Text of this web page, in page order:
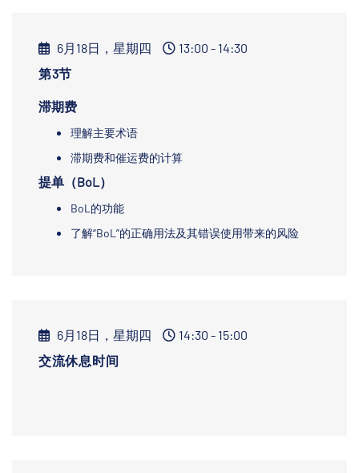
6月18日，星期四
13:00 - 14:30
第3节
滞期费
理解主要术语
滞期费和催运费的计算
提单（BoL）
BoL的功能
了解“BoL”的正确用法及其错误使用带来的风险
6月18日，星期四
14:30 - 15:00
交流休息时间